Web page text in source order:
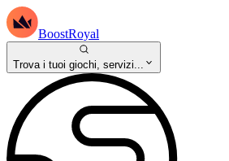
BoostRoyal
Trova i tuoi giochi, servizi...